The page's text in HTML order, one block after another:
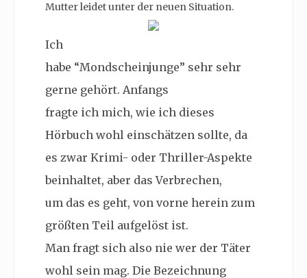
Mutter leidet unter der neuen Situation.
Ich
habe “Mondscheinjunge” sehr sehr
gerne gehört. Anfangs
fragte ich mich, wie ich dieses
Hörbuch wohl einschätzen sollte, da
es zwar Krimi- oder Thriller-Aspekte
beinhaltet, aber das Verbrechen,
um das es geht, von vorne herein zum
größten Teil aufgelöst ist.
Man fragt sich also nie wer der Täter
wohl sein mag. Die Bezeichnung